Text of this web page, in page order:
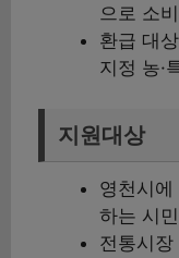
으로 소
환급 대
지정 농·
지원대상
영천시
하는 시민
전통시장